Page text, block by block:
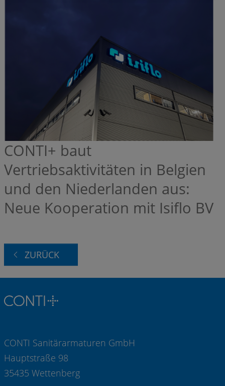
CONTI+ baut
Vertriebsaktivitäten in Belgien
und den Niederlanden aus:
Neue Kooperation mit Isiflo BV
ZURÜCK
CONTI Sanitärarmaturen GmbH
Hauptstraße 98
35435 Wettenberg